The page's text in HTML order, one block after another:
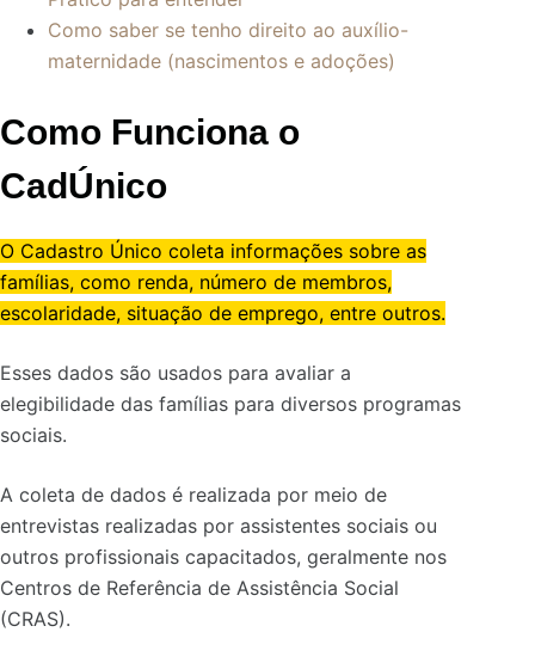
Como saber se tenho direito ao auxílio-
maternidade (nascimentos e adoções)
Como Funciona o
CadÚnico
O Cadastro Único coleta informações sobre as
famílias, como renda, número de membros,
escolaridade, situação de emprego, entre outros.
Esses dados são usados para avaliar a
elegibilidade das famílias para diversos programas
sociais.
A coleta de dados é realizada por meio de
entrevistas realizadas por assistentes sociais ou
outros profissionais capacitados, geralmente nos
Centros de Referência de Assistência Social
(CRAS).